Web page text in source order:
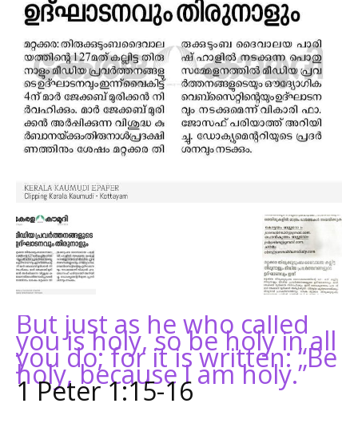
But just as he who called
you is holy, so be holy in all
you do; for it is written: “Be
holy, because I am holy.”
1 Peter 1:15-16